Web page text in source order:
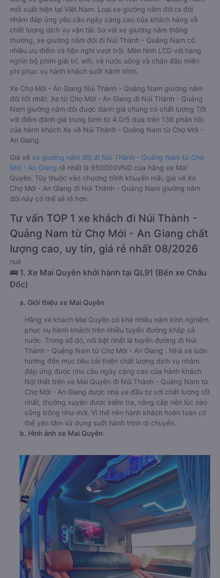
mới xuất hiện tại Việt Nam. Loại xe giường nằm đôi ra đời
nhằm đáp ứng yêu cầu ngày càng cao của khách hàng về
chất lượng dịch vụ vận tải. So với xe giường nằm thông
thường, xe giường nằm đôi đi Núi Thành - Quảng Nam có
nhiều ưu điểm và tiện nghi vượt trội. Màn hình LCD với hàng
nghìn bộ phim giải trí, wifi, và nước uống và chăn đắp miễn
phí phục vụ hành khách suốt hành trình.
Xe Chợ Mới - An Giang Núi Thành - Quảng Nam giường nằm
đôi tốt nhất: Xe từ Chợ Mới - An Giang đi Núi Thành - Quảng
Nam giường nằm đôi được đánh giá chung có chất lượng Tốt
với điểm đánh giá trung bình từ 4.0/5 dựa trên 136 phản hồi
của hành khách Xe về Núi Thành - Quảng Nam từ Chợ Mới -
An Giang.
Giá vé xe giường nằm đôi đi Núi Thành - Quảng Nam từ Chợ
Mới - An Giang rẻ nhất là 950000VND của hãng xe Mai
Quyên. Tùy thuộc vào chương trình khuyến mãi, giá vé Xe
Chợ Mới - An Giang đi Núi Thành - Quảng Nam giường nằm
đôi này có thể sẽ rẻ hơn.
Tư vấn TOP 1 xe khách đi Núi Thành -
Quảng Nam từ Chợ Mới - An Giang chất
lượng cao, uy tín, giá rẻ nhất 08/2026
null
🚌 1. Xe Mai Quyên khởi hành tại QL91 (Bến xe Châu
Đốc)
a. Giới thiệu xe Mai Quyên
Hãng xe khách Mai Quyên có khá nhiều năm kinh nghiệm
phục vụ hành khách trên nhiều tuyến đường khắp cả
nước. Trong số đó, nổi bật nhất là tuyến đường đi Núi
Thành - Quảng Nam từ Chợ Mới - An Giang . Nhà xe luôn
hướng đến mục tiêu cải thiện chất lượng dịch vụ nhằm
đáp ứng được nhu cầu ngày càng cao của hành khách.
Nội thất trên xe Mai Quyên đi Núi Thành - Quảng Nam từ
Chợ Mới - An Giang được nhà xe đầu tư với chất lượng tốt
nhất, thường xuyên được kiểm tra, nâng cấp nên lúc nào
cũng trông như mới. Vì thế nên hành khách hoàn toàn có
thể yên tâm sử dụng suốt hành trình di chuyển.
b. Hình ảnh xe Mai Quyên